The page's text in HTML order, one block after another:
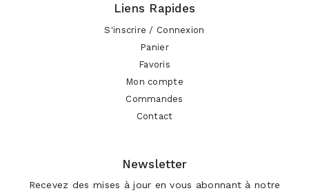
Liens Rapides
S'inscrire / Connexion
Panier
Favoris
Mon compte
Commandes
Contact
Newsletter
Recevez des mises à jour en vous abonnant à notre